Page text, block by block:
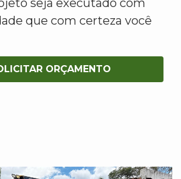
que com certeza você
ORÇAMENTO